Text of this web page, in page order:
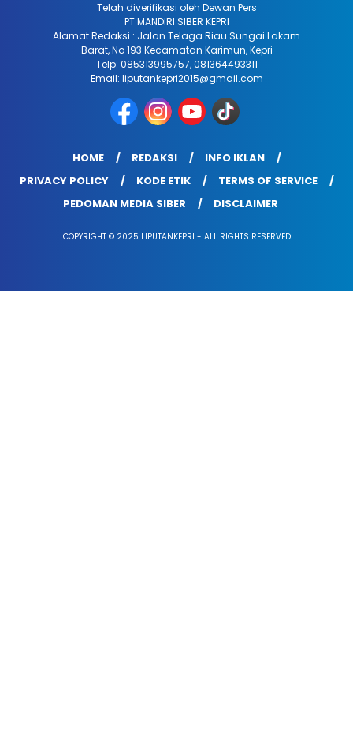
Telah diverifikasi oleh Dewan Pers
PT MANDIRI SIBER KEPRI
Alamat Redaksi : Jalan Telaga Riau Sungai Lakam
Barat, No 193 Kecamatan Karimun, Kepri
Telp: 085313995757, 081364493311
Email: liputankepri2015@gmail.com
HOME REDAKSI
INFO IKLAN
PRIVACY POLICY
KODE ETIK
TERMS OF SERVICE
PEDOMAN MEDIA SIBER
DISCLAIMER
COPYRIGHT © 2025 LIPUTANKEPRI - ALL RIGHTS RESERVED